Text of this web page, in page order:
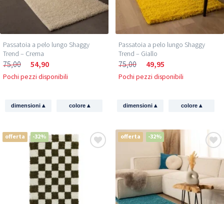
Passatoia a pelo lungo Shaggy
Trend – Crema
75,00 54,90
Pochi pezzi disponibili
dimensioni▴ colore ▴
Passatoia a pelo lungo Shaggy
Trend – Giallo
75,00 49,95
Pochi pezzi disponibili
dimensioni▴ colore ▴
offerta -32% offerta -32%